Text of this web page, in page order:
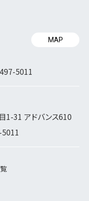
5011
MAP
1-31 アドバンス610